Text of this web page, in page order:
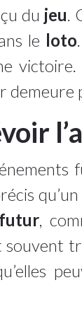
du jeu
le loto
victoire.
demeure
futur ,
souvent